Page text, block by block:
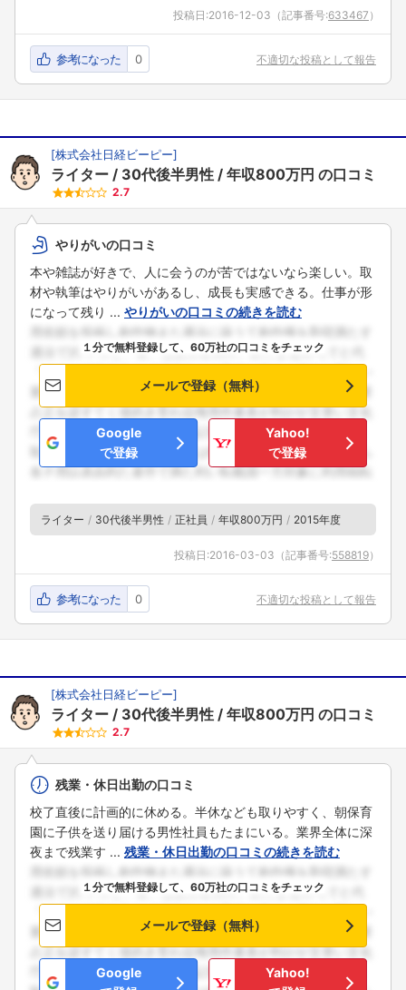
投稿日:2016-12-03 （記事番号:633467 ）
参考になった 0 不適切な投稿として報告
[株式会社日経ビーピー]
ライター 30代後半男性 年収800万円 の口コミ
2.7
やりがいの口コミ
本や雑誌が好きで、人に会うのが苦ではないなら楽しい。取
材や執筆はやりがいがあるし、成長も実感できる。仕事が形
になって残り ... やりがいの口コミの続きを読む
１分で無料登録して、60万社の口コミをチェック
メールで登録（無料）
Google
で登録
Yahoo!
で登録
ライター 30代後半男性 正社員 年収800万円 2015年度
投稿日:2016-03-03 （記事番号:558819）
参考になった 0 不適切な投稿として報告
[株式会社日経ビーピー]
ライター 30代後半男性 年収800万円 の口コミ
2.7
残業・休日出勤の口コミ
校了直後に計画的に休める。半休なども取りやすく、朝保育
園に子供を送り届ける男性社員もたまにいる。業界全体に深
夜まで残業す ... 残業・休日出勤の口コミの続きを読む
１分で無料登録して、60万社の口コミをチェック
メールで登録（無料）
Google
Yahoo!